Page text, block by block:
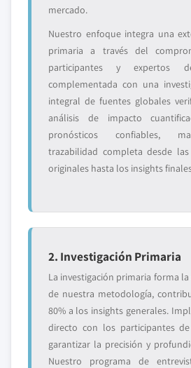
mercado.
Nuestro enfoque integra una
primaria a través del
participantes y expertos
complementada con una
integral de fuentes globales
análisis de impacto
pronósticos confiables,
trazabilidad completa desde
originales hasta los insights
2. Investigación Primaria
La investigación primaria forma
de nuestra metodología,
80% a los insights generales.
directo con los participantes
garantizar la precisión y
Nuestro programa de